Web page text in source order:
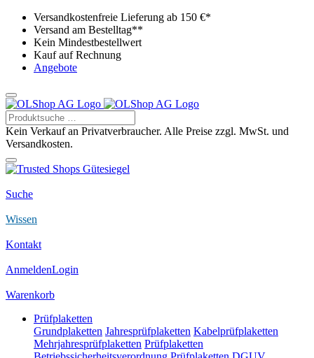
Versandkostenfreie Lieferung ab 150 €*
Versand am Bestelltag**
Kein Mindestbestellwert
Kauf auf Rechnung
Angebote
Kein Verkauf an Privatverbraucher. Alle Preise zzgl. MwSt. und
Versandkosten.
Suche
Wissen
Kontakt
AnmeldenLogin
Warenkorb
Prüfplaketten
Grundplaketten Jahresprüfplaketten Kabelprüfplaketten
Mehrjahresprüfplaketten Prüfplaketten